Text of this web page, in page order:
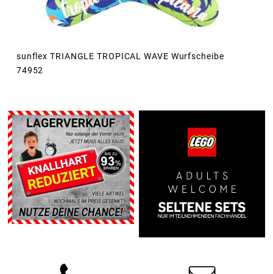
sunflex TRIANGLE TROPICAL WAVE Wurfscheibe
74952